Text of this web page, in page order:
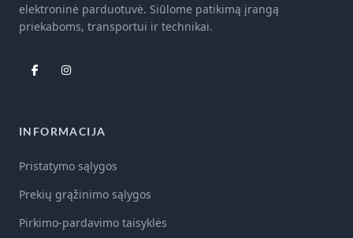
elektroninė parduotuvė. Siūlome patikimą įrangą
priekaboms, transportui ir technikai.
INFORMACIJA
Pristatymo sąlygos
Prekių grąžinimo sąlygos
Pirkimo-pardavimo taisyklės